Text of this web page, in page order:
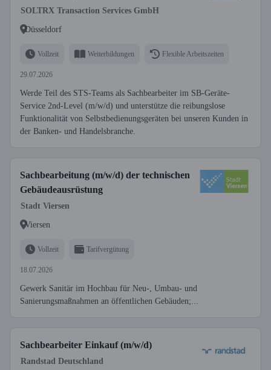
SOLTRX Transaction Services GmbH
Düsseldorf
Vollzeit Weiterbildungen Flexible Arbeitszeiten
29.07.2026
Werde Teil des STS-Teams als Sachbearbeiter im SB-Geräte-
Service 2nd-Level (m/w/d) und unterstütze die reibungslose
Funktionalität von Selbstbedienungsgeräten bei unseren Kunden in
der Banken- und Handelsbranche.
Sachbearbeitung (m/w/d) der technischen
Gebäudeausrüstung
Stadt Viersen
Viersen
Vollzeit Tarifvergütung
18.07.2026
Gewerk Sanitär im Hochbau für Neu-, Umbau- und
Sanierungsmaßnahmen an öffentlichen Gebäuden;...
Sachbearbeiter Einkauf (m/w/d)
Randstad Deutschland